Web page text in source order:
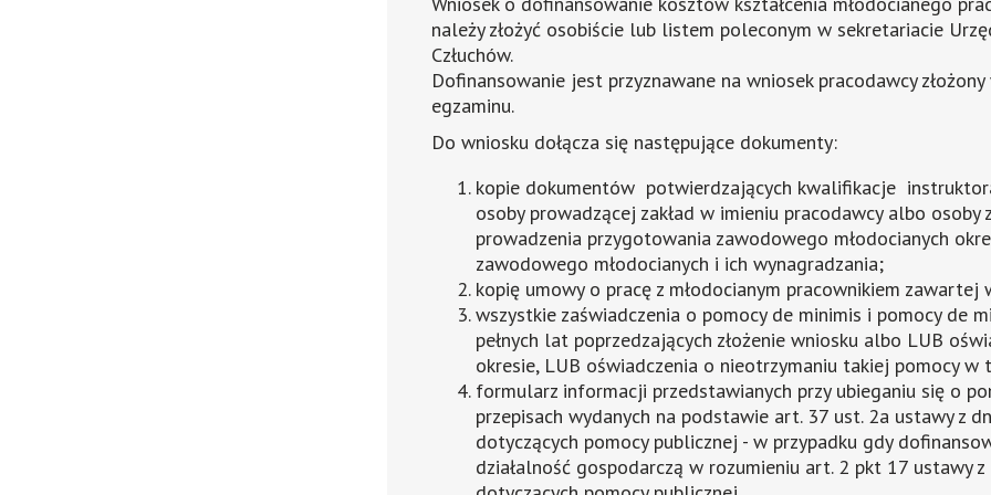
należy złożyć osobiście lub listem poleconym w sekretariacie
Człuchów.
Dofinansowanie jest przyznawane na wniosek pracodawcy
egzaminu.
Do wniosku dołącza się następujące dokumenty:
kopie dokumentów potwierdzających kwalifikacje
osoby prowadzącej zakład w imieniu pracodawcy albo
prowadzenia przygotowania zawodowego młodocianych
zawodowego młodocianych i ich wynagradzania;
kopię umowy o pracę z młodocianym pracownikiem
wszystkie zaświadczenia o pomocy de minimis i pomocy de
pełnych lat poprzedzających złożenie wniosku albo LUB
okresie, LUB oświadczenia o nieotrzymaniu takiej pomocy w
formularz informacji przedstawianych przy ubieganiu się o
przepisach wydanych na podstawie art. 37 ust. 2a ustawy z
dotyczących pomocy publicznej - w przypadku gdy
działalność gospodarczą w rozumieniu art. 2 pkt 17 ustawy